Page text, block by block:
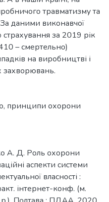
травматизму та
даними виконавчої
за 2019 рік
– смертельно)
на виробництві і
захворювань.
принципи охорони
А. Д. Роль охорони
аспекти системи
власності :
інтернет-конф. (м.